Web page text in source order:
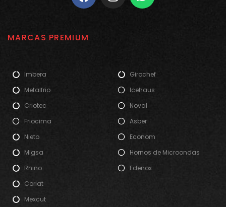
MARCAS PREMIUM
Imbera
Metalfrio
Criotec
Friocima
Nieto
Migsa
Rhino
Coriat
Mexcut
Girochef
Icehaus
Noval
Asber
Econom
Hornos de Microondas
Edenox